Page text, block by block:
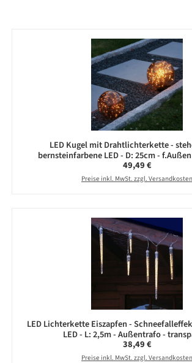
LED Kugel mit Drahtlichterkette -
bernsteinfarbene LED - D: 25cm -
Regulärer Preis:
49,49 €
Preise inkl. MwSt. zzgl. Versandkosten
LED Lichterkette Eiszapfen -
LED - L: 2,5m - Außentrafo -
Regulärer Preis:
38,49 €
Preise inkl. MwSt. zzgl. Versandkosten